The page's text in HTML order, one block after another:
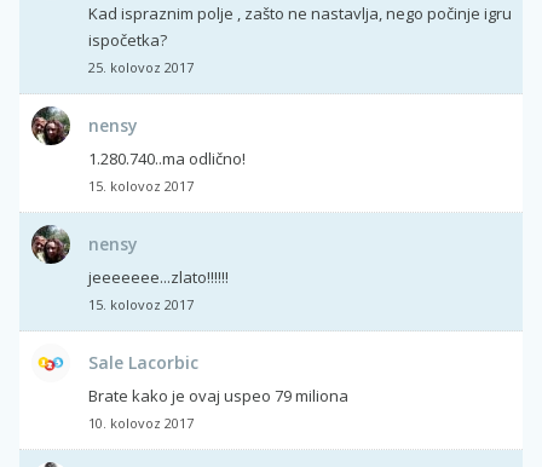
Kad ispraznim polje , zašto ne nastavlja, nego počinje igru
ispočetka?
25. kolovoz 2017
nensy
1.280.740..ma odlično!
15. kolovoz 2017
nensy
jeeeeeee...zlato!!!!!!
15. kolovoz 2017
Sale Lacorbic
Brate kako je ovaj uspeo 79 miliona
10. kolovoz 2017